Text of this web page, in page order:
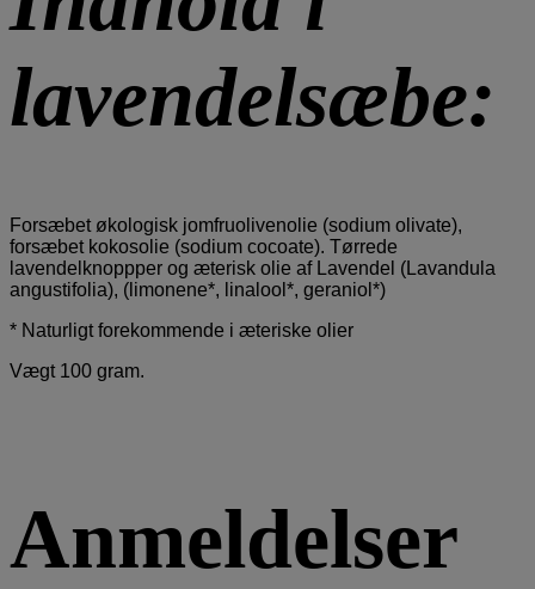
lavendelsæbe:
Forsæbet økologisk jomfruolivenolie (sodium olivate),
forsæbet kokosolie (sodium cocoate). Tørrede
lavendelknoppper og æterisk olie af Lavendel (Lavandula
angustifolia), (limonene*, linalool*, geraniol*)
* Naturligt forekommende i æteriske olier
Vægt 100 gram.
Anmeldelser